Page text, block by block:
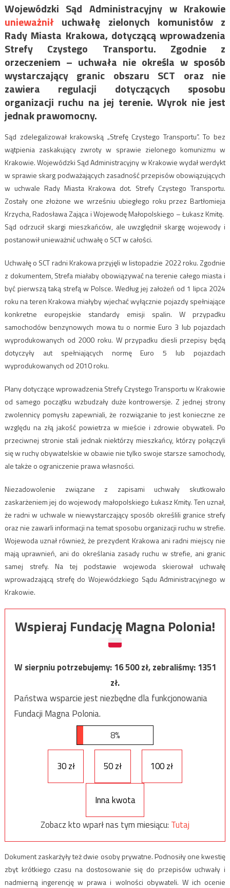
Wojewódzki Sąd Administracyjny w Krakowie
unieważniłuchwałę zielonych komunistów z
Rady Miasta Krakowa, dotyczącą wprowadzenia
Strefy Czystego Transportu. Zgodnie z
orzeczeniem – uchwała nie określa w sposób
wystarczający granic obszaru SCT oraz nie
zawiera regulacji dotyczących sposobu
organizacji ruchu na jej terenie. Wyrok nie jest
jednak prawomocny.
Sąd zdelegalizował krakowską „Strefę Czystego Transportu”. To bez
wątpienia zaskakujący zwroty w sprawie zielonego komunizmu w
Krakowie. Wojewódzki Sąd Administracyjny w Krakowie wydał werdykt
w sprawie skarg podważających zasadność przepisów obowiązujących
w uchwale Rady Miasta Krakowa dot. Strefy Czystego Transportu.
Zostały one złożone we wrześniu ubiegłego roku przez Bartłomieja
Krzycha, Radosława Zająca i Wojewodę Małopolskiego – Łukasz Kmitę.
Sąd odrzucił skargi mieszkańców, ale uwzględnił skargę wojewody i
postanowił unieważnić uchwałę o SCT w całości.
Uchwałę o SCT radni Krakowa przyjęli w listopadzie 2022 roku. Zgodnie
z dokumentem, Strefa miałaby obowiązywać na terenie całego miasta i
być pierwszą taką strefą w Polsce. Według jej założeń od 1 lipca 2024
roku na teren Krakowa miałyby wjechać wyłącznie pojazdy spełniające
konkretne europejskie standardy emisji spalin. W przypadku
samochodów benzynowych mowa tu o normie Euro 3 lub pojazdach
wyprodukowanych od 2000 roku. W przypadku diesli przepisy będą
dotyczyły aut spełniających normę Euro 5 lub pojazdach
wyprodukowanych od 2010 roku.
Plany dotyczące wprowadzenia Strefy Czystego Transportu w Krakowie
od samego początku wzbudzały duże kontrowersje. Z jednej strony
zwolennicy pomysłu zapewniali, że rozwiązanie to jest konieczne ze
względu na złą jakość powietrza w mieście i zdrowie obywateli. Po
przeciwnej stronie stali jednak niektórzy mieszkańcy, którzy połączyli
się w ruchy obywatelskie w obawie nie tylko swoje starsze samochody,
ale także o ograniczenie prawa własności.
Niezadowolenie związane z zapisami uchwały skutkowało
zaskarżeniem jej do wojewody małopolskiego Łukasz Kmity. Ten uznał,
że radni w uchwale w niewystarczający sposób określili granice strefy
oraz nie zawarli informacji na temat sposobu organizacji ruchu w strefie.
Wojewoda uznał również, że prezydent Krakowa ani radni miejscy nie
mają uprawnień, ani do określania zasady ruchu w strefie, ani granic
samej strefy. Na tej podstawie wojewoda skierował uchwałę
wprowadzającą strefę do Wojewódzkiego Sądu Administracyjnego w
Krakowie.
Wspieraj Fundację Magna Polonia!
W sierpniu potrzebujemy:16 500zł, zebraliśmy:1351
zł.
Państwa wsparcie jest niezbędne dla funkcjonowania
Fundacji Magna Polonia.
8%
30 zł 50 zł 100 zł
Inna kwota
Zobacz kto wparł nas tym miesiącu: Tutaj
Dokument zaskarżyły też dwie osoby prywatne. Podnosiły one kwestię
zbyt krótkiego czasu na dostosowanie się do przepisów uchwały i
nadmierną ingerencję w prawa i wolności obywateli. W ich ocenie